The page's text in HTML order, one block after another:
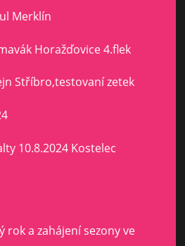
Merklín
Horažďovice 4.flek
Stříbro,testovaní zetek
10.8.2024 Kostelec
rok a zahájení sezony ve